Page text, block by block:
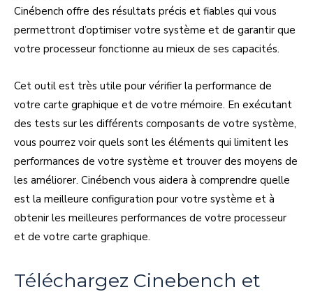
Cinébench offre des résultats précis et fiables qui vous
permettront d’optimiser votre système et de garantir que
votre processeur fonctionne au mieux de ses capacités.
Cet outil est très utile pour vérifier la performance de
votre carte graphique et de votre mémoire. En exécutant
des tests sur les différents composants de votre système,
vous pourrez voir quels sont les éléments qui limitent les
performances de votre système et trouver des moyens de
les améliorer. Cinébench vous aidera à comprendre quelle
est la meilleure configuration pour votre système et à
obtenir les meilleures performances de votre processeur
et de votre carte graphique.
Téléchargez Cinebench et